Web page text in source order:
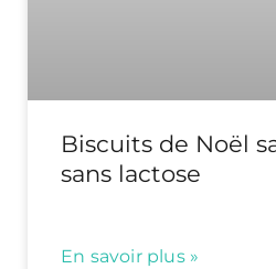
Biscuits de Noël
sans lactose
En savoir plus »